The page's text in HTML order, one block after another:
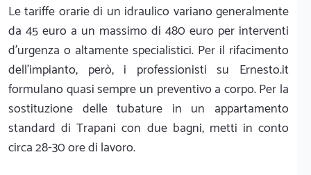
Le tariffe orarie di un idraulico variano generalmente
da 45 euro a un massimo di 480 euro per interventi
d'urgenza o altamente specialistici. Per il rifacimento
dell'impianto, però, i professionisti su Ernesto.it
formulano quasi sempre un preventivo a corpo. Per la
sostituzione delle tubature in un appartamento
standard di Trapani con due bagni, metti in conto
circa 28-30 ore di lavoro.